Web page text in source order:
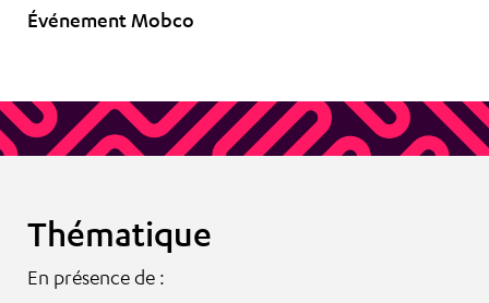
Événement Mobco
Thématique
En présence de :